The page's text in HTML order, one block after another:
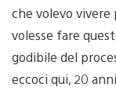
che volevo
volesse fare
godibile del
eccoci qui, 20